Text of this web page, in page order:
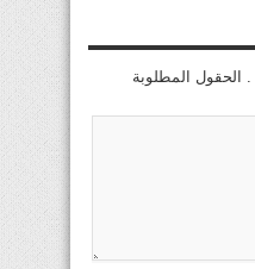
. الحقول المطلوبة